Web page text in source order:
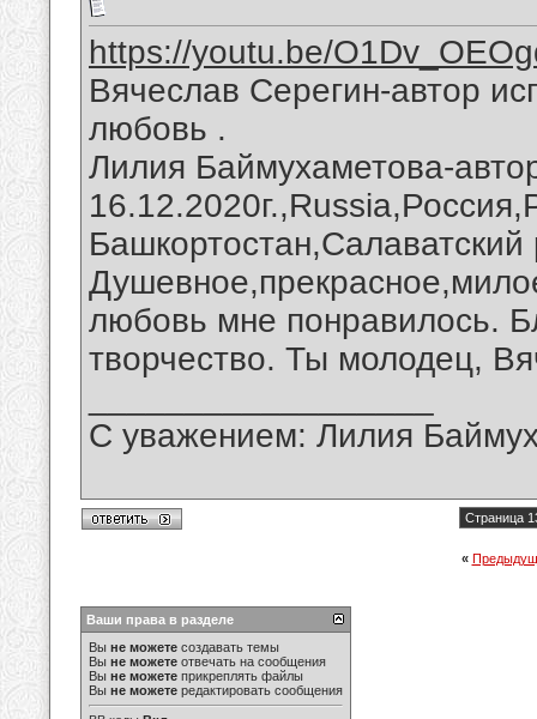
https://youtu.be/
Вячеслав Серегин-автор
любовь .
Лилия Баймухаметова-
любовь мне понравилось.
творчество. Ты молодец,
С уважением: Лилия
Страница
«
Ваши права в разделе
Вы не можете создавать темы
Вы не можете отвечать на сообщения
Вы не можете прикреплять файлы
Вы не можете редактировать сообщения